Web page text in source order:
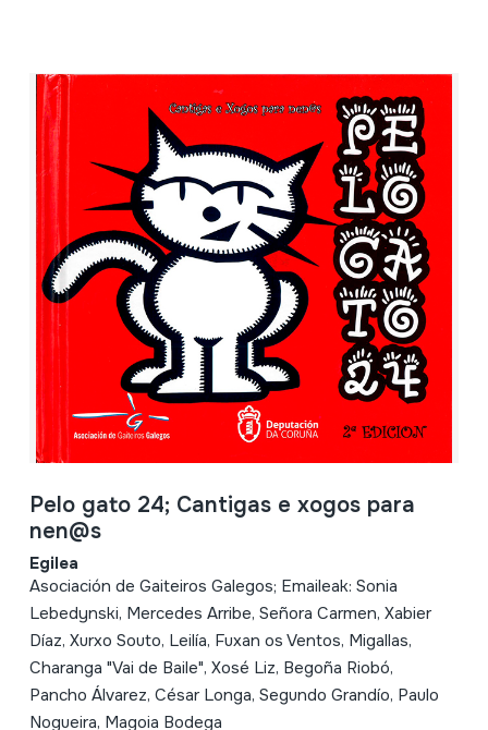
Pelo gato 24; Cantigas e xogos para
nen@s
Egilea
Asociación de Gaiteiros Galegos; Emaileak: Sonia
Lebedynski, Mercedes Arribe, Señora Carmen, Xabier
Díaz, Xurxo Souto, Leilía, Fuxan os Ventos, Migallas,
Charanga "Vai de Baile", Xosé Liz, Begoña Riobó,
Pancho Álvarez, César Longa, Segundo Grandío, Paulo
Nogueira, Magoia Bodega